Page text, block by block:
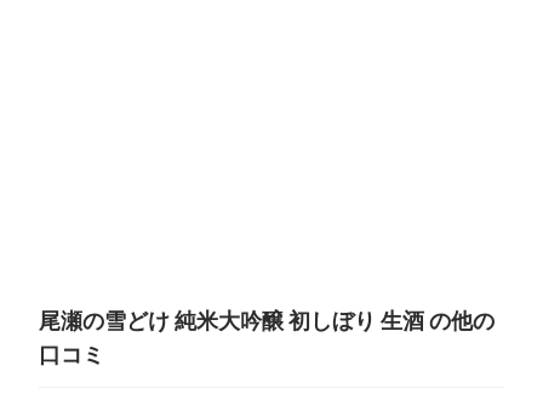
尾瀬の雪どけ 純米大吟醸 初しぼり 生酒 の他の
口コミ